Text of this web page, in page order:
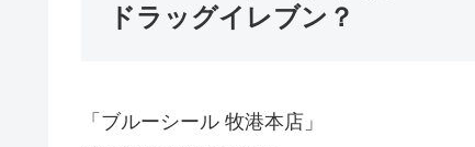
ドラッグイレブン？
「ブルーシール 牧港本店」